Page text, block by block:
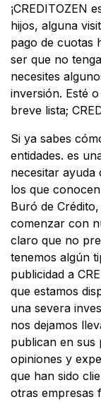
¡CREDITOZEN
hijos, alguna
pago de cuotas
ser que no
necesites
inversión. Esté
breve lista;
Si ya sabes
entidades. es
necesitar ayuda
los que
Buró de
comenzar con
claro que no
tenemos algún
publicidad a
que estamos
una severa
nos dejamos
publican en sus
opiniones y
que han sido
otras empresas